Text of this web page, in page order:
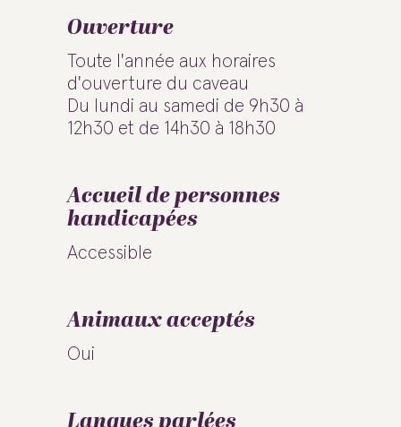
Ouverture
Toute l'année aux horaires
d'ouverture du caveau
Du lundi au samedi de 9h30 à
12h30 et de 14h30 à 18h30
Accueil de personnes
handicapées
Accessible
Animaux acceptés
Oui